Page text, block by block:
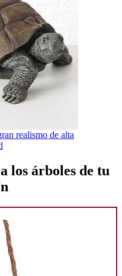
realismo de alta
los árboles de tu